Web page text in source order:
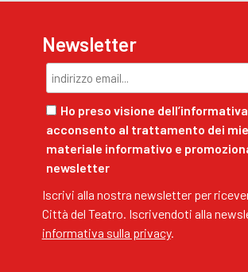
Newsletter
Ho preso visione
acconsento al trattamento dei
materiale informativo e
newsletter
Iscrivi alla nostra newsletter per
Città del Teatro. Iscrivendoti alla
informativa sulla privacy.